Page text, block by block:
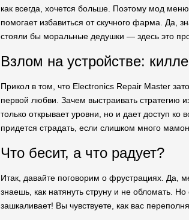
как всегда, хочется больше. Поэтому мод
помогает избавиться от скучного фарма. Да,
стояли бы моральные дедушки — здесь это
Взлом на устройстве:
Прикол в том, что Electronics Repair Master
первой любви. Зачем выстраивать стратегию
только открывает уровни, но и дает доступ
придется страдать, если слишком много
Что бесит, а что радует?
Итак, давайте поговорим о фрустрациях. Да,
знаешь, как натянуть струну и не обломать.
зашкаливает! Вы чувствуете, как вас